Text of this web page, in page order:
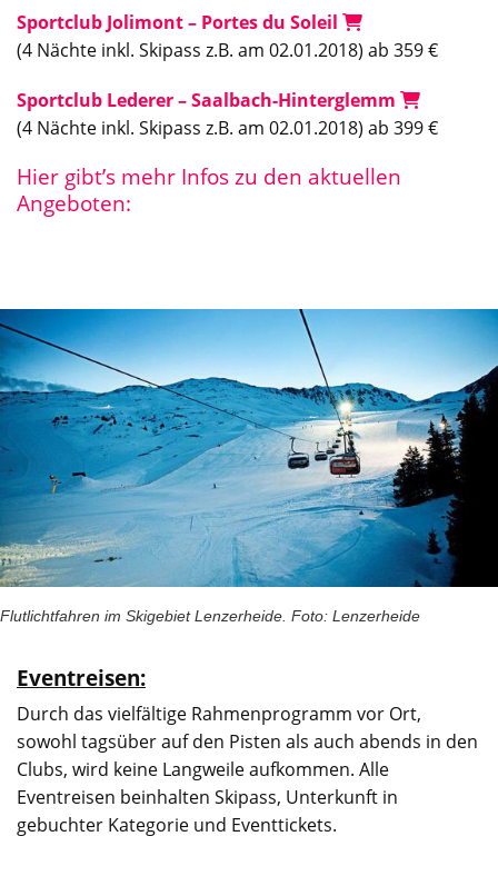
Sportclub Jolimont – Portes du Soleil
(4 Nächte inkl. Skipass z.B. am 02.01.2018) ab 359 €
Sportclub Lederer – Saalbach-Hinterglemm
(4 Nächte inkl. Skipass z.B. am 02.01.2018) ab 399 €
Hier gibt’s mehr Infos zu den aktuellen
Angeboten:
Flutlichtfahren im Skigebiet Lenzerheide. Foto: Lenzerheide
Eventreisen:
Durch das vielfältige Rahmenprogramm vor Ort,
sowohl tagsüber auf den Pisten als auch abends in den
Clubs, wird keine Langweile aufkommen. Alle
Eventreisen beinhalten Skipass, Unterkunft in
gebuchter Kategorie und Eventtickets.